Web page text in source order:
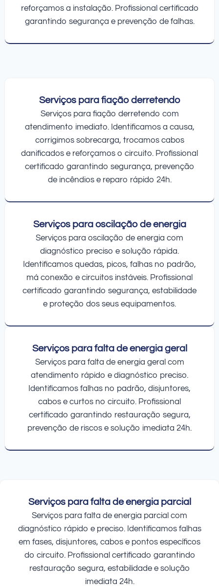
reforçamos a instalação. Profissional certificado
garantindo segurança e prevenção de falhas.
Serviços para fiação derretendo
Serviços para fiação derretendo com
atendimento imediato. Identificamos a causa,
corrigimos sobrecarga, trocamos cabos
danificados e reforçamos o circuito. Profissional
certificado garantindo segurança, prevenção
de incêndios e reparo rápido 24h.
Serviços para oscilação de energia
Serviços para oscilação de energia com
diagnóstico preciso e solução rápida.
Identificamos quedas, picos, falhas no padrão,
má conexão e circuitos instáveis. Profissional
certificado garantindo segurança, estabilidade
e proteção dos seus equipamentos.
Serviços para falta de energia geral
Serviços para falta de energia geral com
atendimento rápido e diagnóstico preciso.
Identificamos falhas no padrão, disjuntores,
cabos e curtos no circuito. Profissional
certificado garantindo restauração segura,
prevenção de riscos e solução imediata 24h.
Serviços para falta de energia parcial
Serviços para falta de energia parcial com
diagnóstico rápido e preciso. Identificamos falhas
em fases, disjuntores, cabos e pontos específicos
do circuito. Profissional certificado garantindo
restauração segura, estabilidade e solução
imediata 24h.